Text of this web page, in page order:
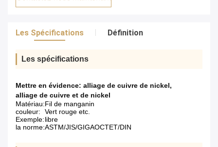
Les Spécifications Définition
Les spécifications
Mettre en évidence: alliage de cuivre de nickel,
alliage de cuivre et de nickel
Matériau:Fil de manganin
couleur:
Vert rouge etc.
Exemple:libre
la norme:ASTM/JIS/GIGAOCTET/DIN